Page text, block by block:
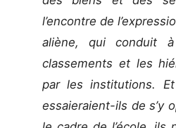
l’encontre de
aliène, qui conduit
classements et les
par les institutions.
essaieraient-ils de s’y